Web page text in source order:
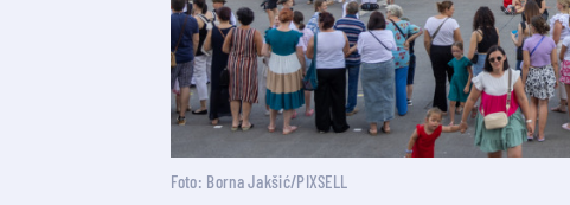
Foto: Borna Jakšić/PIXSELL